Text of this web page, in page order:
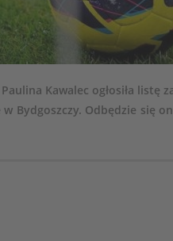
Kawalec ogłosiła listę
Bydgoszczy. Odbędzie się